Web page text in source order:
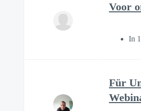
Voor
In
Für